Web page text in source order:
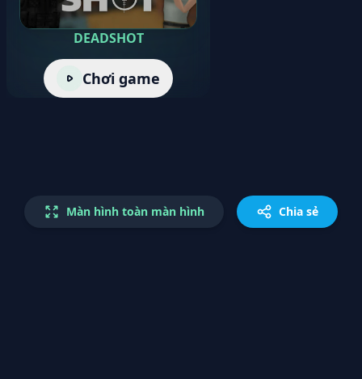
DEADSHOT
Chơi game
Màn hình toàn màn hình Chia sẻ